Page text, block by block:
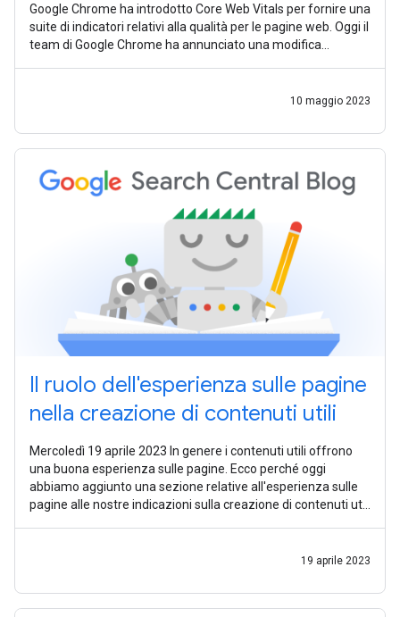
Google Chrome ha introdotto Core Web Vitals per fornire una
suite di indicatori relativi alla qualità per le pagine web. Oggi il
team di Google Chrome ha annunciato una modifica
10 maggio 2023
Il ruolo dell'esperienza sulle pagine
nella creazione di contenuti utili
Mercoledì 19 aprile 2023 In genere i contenuti utili offrono
una buona esperienza sulle pagine. Ecco perché oggi
abbiamo aggiunto una sezione relative all'esperienza sulle
pagine alle nostre indicazioni sulla creazione di contenuti utili
19 aprile 2023